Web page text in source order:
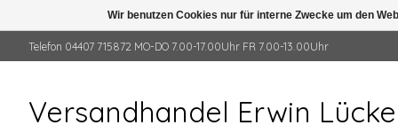
Telefon 04407 715872 MO-DO 7.00-17.00Uhr FR 7.00-13.00Uhr
Versandhandel Erwin
Wir benutzen Cookies nur für interne Zwecke um den